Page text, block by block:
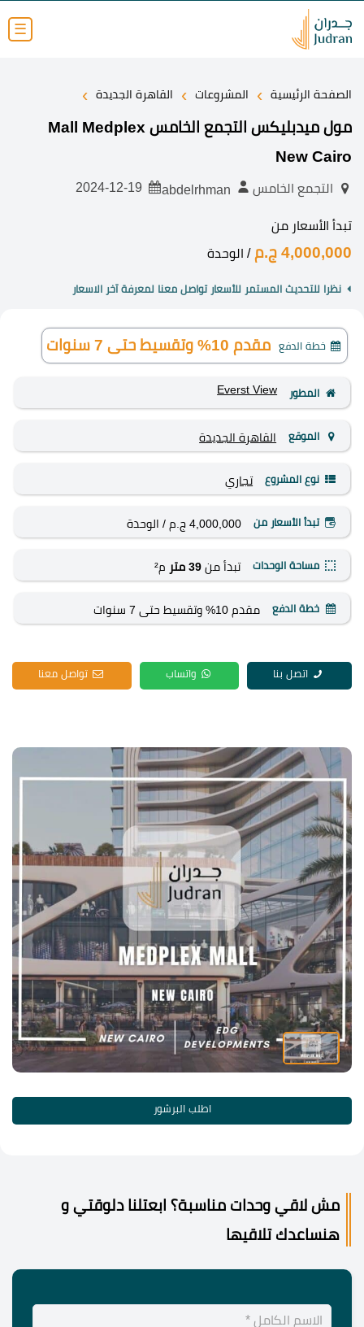
☰
الصفحة الرئيسية › المشروعات › القاهرة الجديدة ›
مول ميدبليكس التجمع الخامس Mall Medplex
New Cairo
التجمع الخامس
تبدأ الأسعار من
4,000,000 ج.م / الوحدة
نظرا للتحديث المستمر للأسعار تواصل معنا لمعرفة آخر الاسعار
خطة الدفع مقدم 10% وتقسيط حتى 7 سنوات
المطور Everst View
الموقع القاهرة الجديدة
نوع المشروع تجاري
تبدأ الأسعار من 4,000,000 ج.م / الوحدة
مساحة الوحدات تبدأ من 39 متر م²
خطة الدفع مقدم 10% وتقسيط حتى 7 سنوات
اتصل بنا واتساب تواصل معنا
اطلب البرشور
مش لاقي وحدات مناسبة؟ ابعتلنا دلوقتي و
هنساعدك تلاقيها